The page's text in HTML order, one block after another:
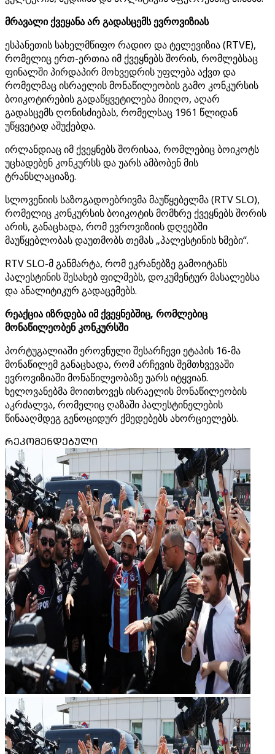
მრავალი ქვეყანა არ გადასცემს ევროვიზიას
ესპანეთის სახელმწიფო რადიო და ტელევიზია (RTVE),
რომელიც ერთ-ერთია იმ ქვეყნებს შორის, რომლებსაც
ფინალში პირდაპირ მოხვედრის უფლება აქვთ და
რომელმაც ისრაელის მონაწილეობის გამო კონკურსის
ბოიკოტირების გადაწყვეტილება მიიღო, აღარ
გადასცემს ღონისძიებას, რომელსაც 1961 წლიდან
უწყვეტად აშუქებდა.
ირლანდიაც იმ ქვეყნებს შორისაა, რომლებიც ბოიკოტს
უცხადებენ კონკურსს და უარს ამბობენ მის
ტრანსლაციაზე.
სლოვენიის საზოგადოებრივმა მაუწყებელმა (RTV SLO),
რომელიც კონკურსის ბოიკოტის მომხრე ქვეყნებს შორის
არის, განაცხადა, რომ ევროვიზიის დღეებში
მაუწყებლობას დაუთმობს თემას „პალესტინის ხმები“.
RTV SLO-მ განმარტა, რომ ეკრანებზე გამოიტანს
პალესტინის შესახებ ფილმებს, დოკუმენტურ მასალებსა
და ანალიტიკურ გადაცემებს.
რეაქცია იზრდება იმ ქვეყნებშიც, რომლებიც
მონაწილეობენ კონკურსში
პორტუგალიაში ეროვნული შესარჩევი ეტაპის 16-მა
მონაწილემ განაცხადა, რომ არჩევის შემთხვევაში
ევროვიზიაში მონაწილეობაზე უარს იტყვიან.
ხელოვანებმა მოითხოვეს ისრაელის მონაწილეობის
აკრძალვა, რომელიც ღაზაში პალესტინელების
წინააღმდეგ გენოციდურ ქმედებებს ახორციელებს.
ᲠᲔᲙᲝᲛᲔᲜᲓᲔᲑᲣᲚᲘ